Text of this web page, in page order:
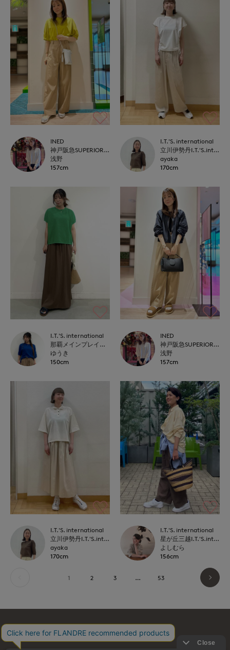
INED
神戸阪急SUPERIORCLOSET
浅野
157cm
I.T.'S. international
立川伊勢丹I.T.'S.international
ayaka
170cm
I.T.'S. international
那覇メインプレイスI.T.'S.international
ゆうき
150cm
INED
神戸阪急SUPERIORCLOSET
浅野
157cm
I.T.'S. international
立川伊勢丹I.T.'S.international
ayaka
170cm
I.T.'S. international
星が丘三越I.T.'S.international
よしむら
156cm
1 2 3 … 53